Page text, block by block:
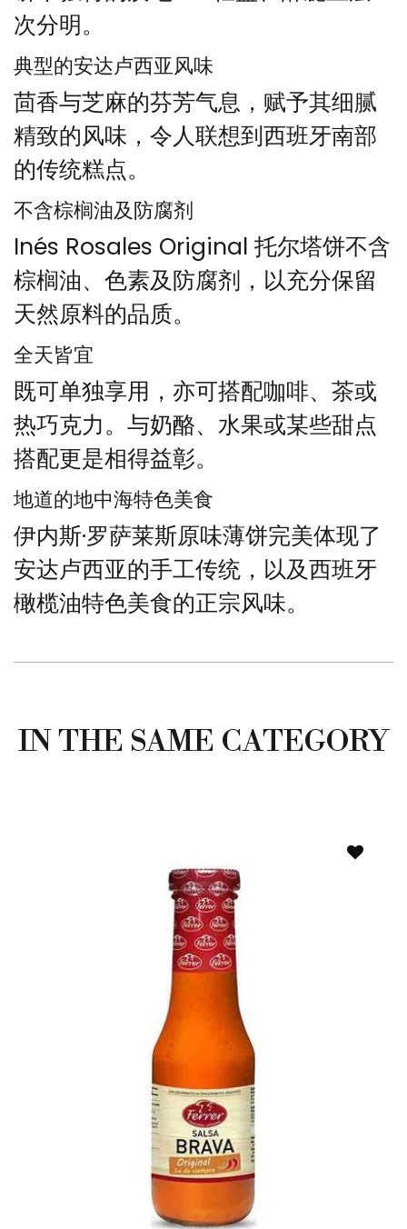
次分明。
典型的安达卢西亚风味
茴香与芝麻的芬芳气息，赋予其细腻
精致的风味，令人联想到西班牙南部
的传统糕点。
不含棕榈油及防腐剂
Inés Rosales Original 托尔塔饼不含
棕榈油、色素及防腐剂，以充分保留
天然原料的品质。
全天皆宜
既可单独享用，亦可搭配咖啡、茶或
热巧克力。与奶酪、水果或某些甜点
搭配更是相得益彰。
地道的地中海特色美食
伊内斯·罗萨莱斯原味薄饼完美体现了
安达卢西亚的手工传统，以及西班牙
橄榄油特色美食的正宗风味。
IN THE SAME CATEGORY